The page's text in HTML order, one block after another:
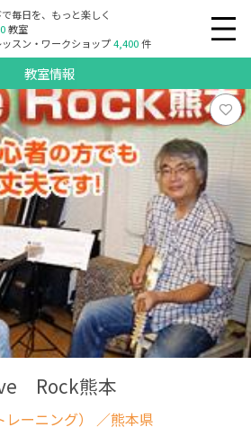
毎日を、もっと楽しく
教室
スン・ワークショップ4,400件
教室情報
Rock熊本
ーニング） ／熊本県